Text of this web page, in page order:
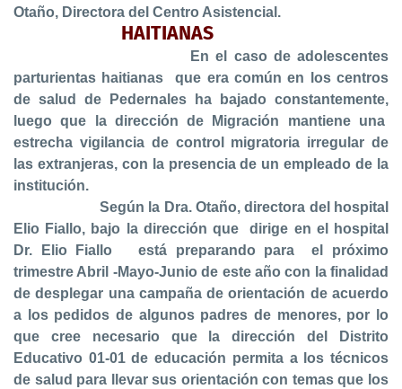
Otaño, Directora del Centro Asistencial.
HAITIANAS
En el caso de adolescentes
parturientas haitianas que era común en los centros
de salud de Pedernales ha bajado constantemente,
luego que la dirección de Migración mantiene una
estrecha vigilancia de control migratoria irregular de
las extranjeras, con la presencia de un empleado de la
institución.
Según la Dra. Otaño, directora del hospital
Elio Fiallo, bajo la dirección que dirige en el hospital
Dr. Elio Fiallo
está preparando para el próximo
trimestre Abril -Mayo-Junio de este año con la finalidad
de desplegar una campaña de orientación de acuerdo
a los pedidos de algunos padres de menores, por lo
que cree necesario que la dirección del Distrito
Educativo 01-01 de educación permita a los técnicos
de salud para llevar sus orientación con temas que los